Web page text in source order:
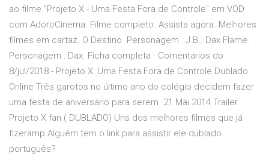
ao filme "Projeto X - Uma Festa Fora de Controle" em VOD
com AdoroCinema. Filme completo. Assista agora. Melhores
filmes em cartaz. O Destino Personagem : J.B.. Dax Flame.
Personagem : Dax. Ficha completa · Comentários do
8/jul/2018 - Projeto X: Uma Festa Fora de Controle Dublado
Online Três garotos no último ano do colégio decidem fazer
uma festa de aniversário para serem 21 Mai 2014 Trailer
Projeto X fan ( DUBLADO) Uns dos melhores filmes que já
fizeramp Alguém tem o link para assistir ele dublado
português?